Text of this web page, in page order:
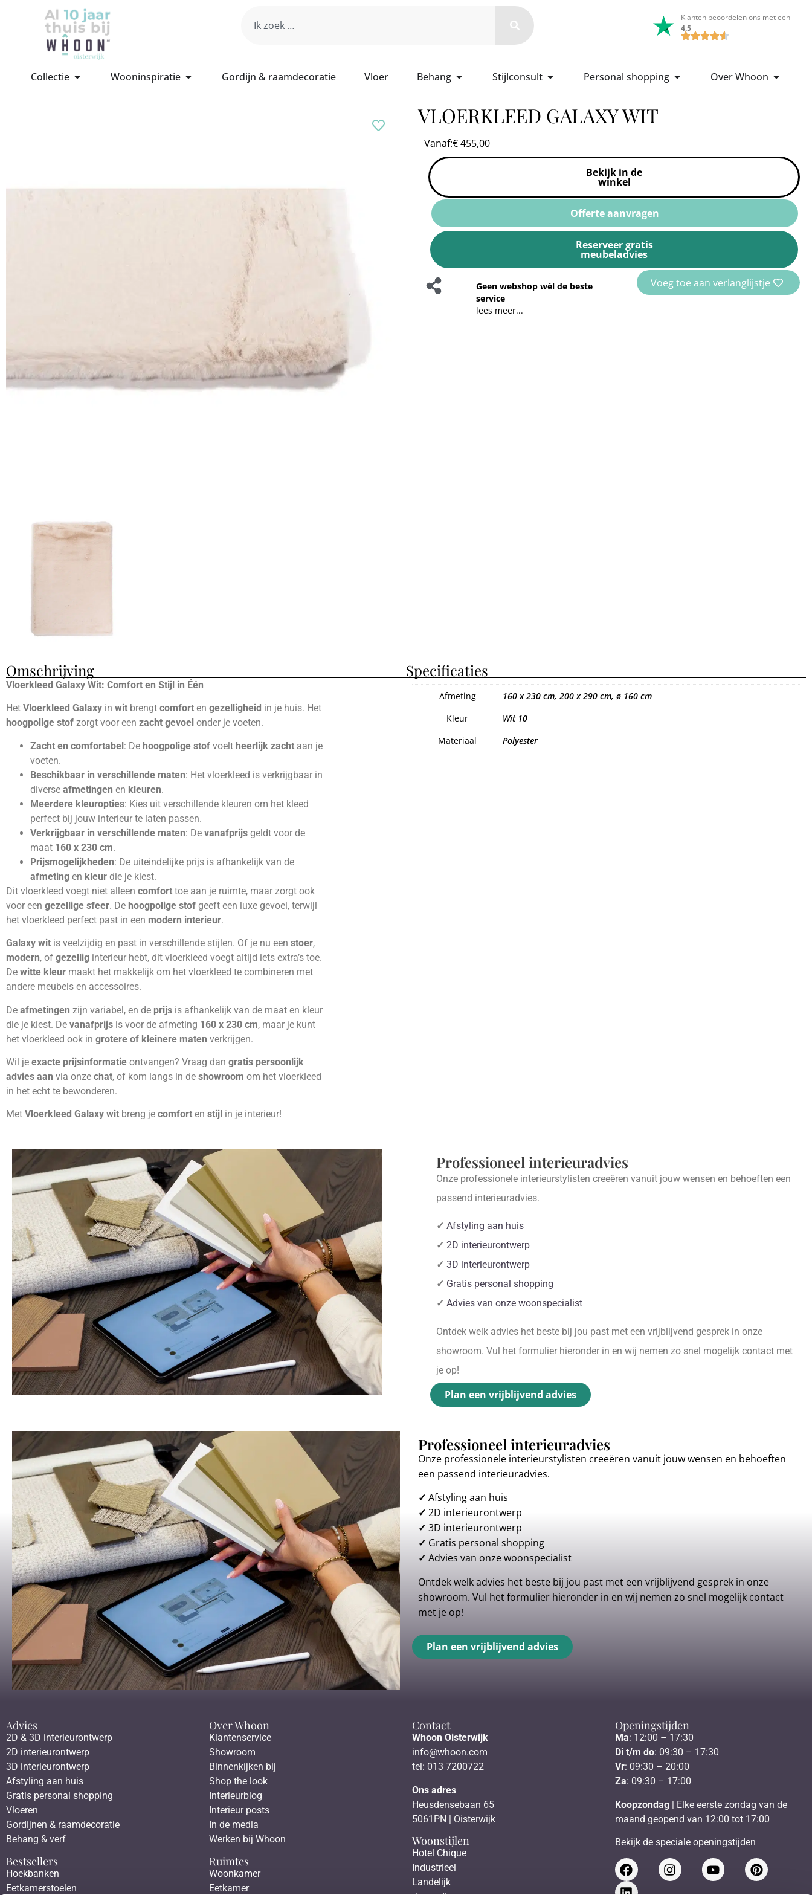
Klanten beoordelen ons met een
4.5
Collectie Wooninspiratie Gordijn & raamdecoratie Vloer Behang Stijlconsult Personal shopping Over Whoon
VLOERKLEED GALAXY WIT
Vanaf:€455,00
Bekijk in de
winkel
Offerte aanvragen
Reserveer gratis
meubeladvies
Geen webshop wél de beste
service
lees meer...
Voeg toe aan verlanglijstje
Omschrijving
Vloerkleed Galaxy Wit: Comfort en Stijl in Één
Het Vloerkleed Galaxy in wit brengt comfort en gezelligheid in je huis. Het
hoogpolige stof zorgt voor een zacht gevoel onder je voeten.
Zacht en comfortabel: De hoogpolige stof voelt heerlijk zacht aan je
voeten.
Beschikbaar in verschillende maten: Het vloerkleed is verkrijgbaar in
diverse afmetingen en kleuren.
Meerdere kleuropties: Kies uit verschillende kleuren om het kleed
perfect bij jouw interieur te laten passen.
Verkrijgbaar in verschillende maten: De vanafprijs geldt voor de
maat 160 x 230 cm.
Prijsmogelijkheden: De uiteindelijke prijs is afhankelijk van de
afmeting en kleur die je kiest.
Dit vloerkleed voegt niet alleen comfort toe aan je ruimte, maar zorgt ook
voor een gezellige sfeer. De hoogpolige stof geeft een luxe gevoel, terwijl
het vloerkleed perfect past in een modern interieur.
Galaxy wit is veelzijdig en past in verschillende stijlen. Of je nu een stoer,
modern, of gezellig interieur hebt, dit vloerkleed voegt altijd iets extra’s toe.
De witte kleur maakt het makkelijk om het vloerkleed te combineren met
andere meubels en accessoires.
De afmetingen zijn variabel, en de prijs is afhankelijk van de maat en kleur
die je kiest. De vanafprijs is voor de afmeting 160 x 230 cm, maar je kunt
het vloerkleed ook in grotere of kleinere maten verkrijgen.
Wil je exacte prijsinformatie ontvangen? Vraag dan gratis persoonlijk
advies aan via onze chat, of kom langs in de showroom om het vloerkleed
in het echt te bewonderen.
Met Vloerkleed Galaxy wit breng je comfort en stijl in je interieur!
Specificaties
Afmeting
160 x 230 cm, 200 x 290 cm, ø 160 cm
Kleur
Wit 10
Materiaal
Polyester
Professioneel interieuradvies
Onze professionele interieurstylisten creeëren vanuit jouw wensen en behoeften een
passend interieuradvies.
✓ Afstyling aan huis
✓ 2D interieurontwerp
✓ 3D interieurontwerp
✓ Gratis personal shopping
✓ Advies van onze woonspecialist
Ontdek welk advies het beste bij jou past met een vrijblijvend gesprek in onze
showroom. Vul het formulier hieronder in en wij nemen zo snel mogelijk contact met
je op!
Plan een vrijblijvend advies
Professioneel interieuradvies
Onze professionele interieurstylisten creeëren vanuit jouw wensen en behoeften
een passend interieuradvies.
✓ Afstyling aan huis
✓ 2D interieurontwerp
✓ 3D interieurontwerp
✓ Gratis personal shopping
✓ Advies van onze woonspecialist
Ontdek welk advies het beste bij jou past met een vrijblijvend gesprek in onze
showroom. Vul het formulier hieronder in en wij nemen zo snel mogelijk contact
met je op!
Plan een vrijblijvend advies
Advies
2D & 3D interieurontwerp
2D interieurontwerp
3D interieurontwerp
Afstyling aan huis
Gratis personal shopping
Vloeren
Gordijnen & raamdecoratie
Behang & verf
Bestsellers
Hoekbanken
Eetkamerstoelen
Over Whoon
Klantenservice
Showroom
Binnenkijken bij
Shop the look
Interieurblog
Interieur posts
In de media
Werken bij Whoon
Ruimtes
Woonkamer
Eetkamer
Contact
Whoon Oisterwijk
info@whoon.com
tel: 013 7200722
Ons adres
Heusdensebaan 65
5061PN | Oisterwijk
Woonstijlen
Hotel Chique
Industrieel
Landelijk
Openingstijden
Ma: 12:00 – 17:30
Di t/m do: 09:30 – 17:30
Vr: 09:30 – 20:00
Za: 09:30 – 17:00
Koopzondag | Elke eerste zondag van de
maand geopend van 12:00 tot 17:00
Bekijk de speciale openingstijden